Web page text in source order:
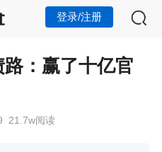
登录/注册
：赢了十亿官
21.7w阅读